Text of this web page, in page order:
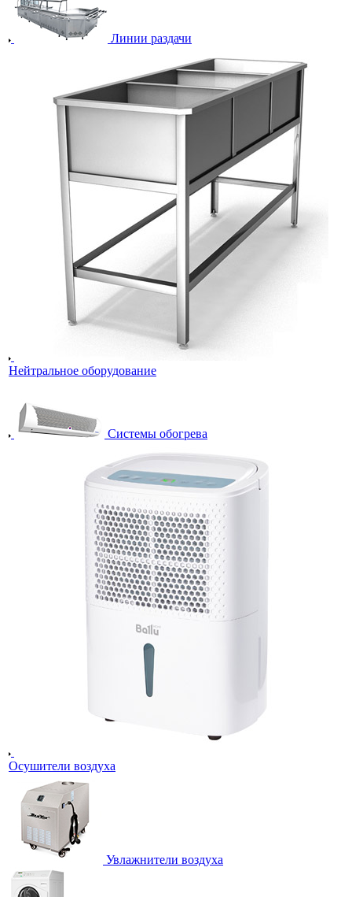
Линии раздачи
Нейтральное оборудование
Системы обогрева
Осушители воздуха
Увлажнители воздуха